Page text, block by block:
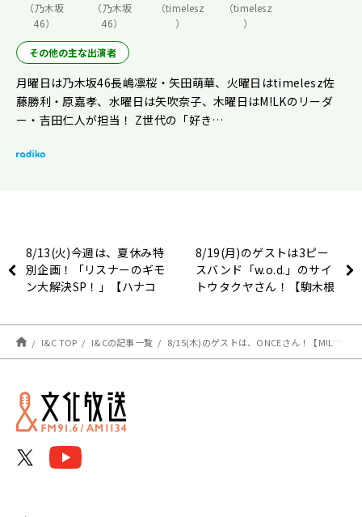
（乃木坂
46）
（乃木坂
46）
（timelesz
）
（timelesz
）
その他の主な出演者
月曜日は乃木坂46長嶋凛桜・矢田萌華、火曜日はtimelesz佐
藤勝利・原嘉孝、水曜日は矢吹奈子、木曜日はM!LKのリーダ
ー・吉田仁人が担当！ Z世代の「好き…
8/13(火)今週は、夏休み特
別企画！「リスナーのギモ
ン大解決SP！」【ハナコ
8/19(月)のゲストは3ピー
スバンド「w.o.d.」のサイ
トウタクヤさん！【駒木根
I&C TOP I&Cの記事一覧 8/15(木)のゲストは、ONCEさん！【M!LK 吉田仁人のレコメン！】